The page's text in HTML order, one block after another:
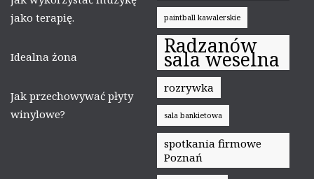
jako terapię.
Idealna żona
Jak przechowywać płyty
winylowe?
paintball kawalerskie
Radzanów
sala weselna
rozrywka
sala bankietowa
spotkania firmowe
Poznań